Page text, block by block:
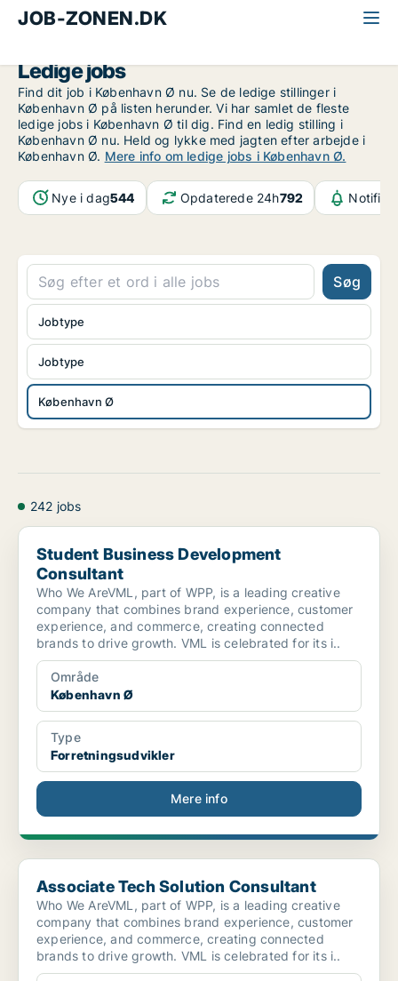
JOB-ZONEN.DK
Ledige jobs
Find dit job i København Ø nu. Se de ledige stillinger i
København Ø på listen herunder. Vi har samlet de fleste
ledige jobs i København Ø til dig. Find en ledig stilling i
København Ø nu. Held og lykke med jagten efter arbejde i
København Ø. Mere info om ledige jobs i København Ø.
Nye i dag544 Opdaterede 24h792
Søg
Jobtype
København Ø
Jobtype
242 jobs
Student Business Development Consultant
Student Business Development
Consultant
Who We AreVML, part of WPP, is a leading creative
company that combines brand experience, customer
experience, and commerce, creating connected
brands to drive growth. VML is celebrated for its i..
Område
København Ø
Type
Forretningsudvikler
Mere info
Associate Tech Solution Consultant
Associate Tech Solution Consultant
Who We AreVML, part of WPP, is a leading creative
company that combines brand experience, customer
experience, and commerce, creating connected
brands to drive growth. VML is celebrated for its i..